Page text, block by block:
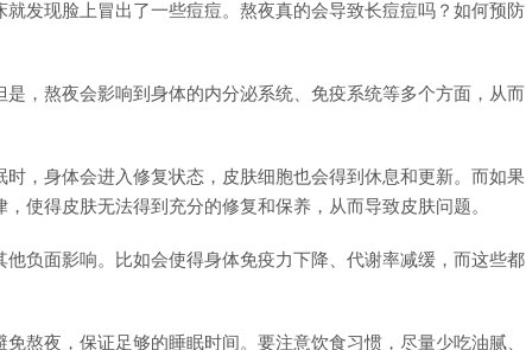
发现脸上冒出了一些痘痘。熬夜真的会导致长痘痘吗？如何预防
，熬夜会影响到身体的内分泌系统、免疫系统等多个方面，从而
，身体会进入修复状态，皮肤细胞也会得到休息和更新。而如果
使得皮肤无法得到充分的修复和保养，从而导致皮肤问题。
负面影响。比如会使得身体免疫力下降、代谢率减缓，而这些都
熬夜，保证足够的睡眠时间。要注意饮食习惯，尽量少吃油腻、